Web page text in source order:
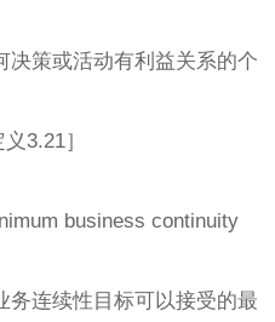
策或活动有利益关系的个
3.21］
business continuity
连续性目标可以接受的最